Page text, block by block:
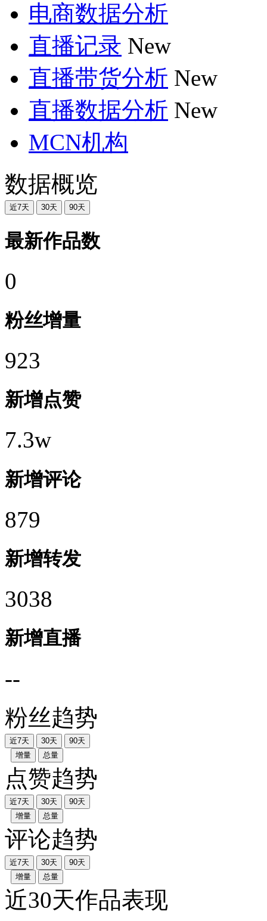
电商数据分析
直播记录 New
直播带货分析 New
直播数据分析 New
MCN机构
数据概览
近7天 30天 90天
最新作品数
0
粉丝增量
923
新增点赞
7.3w
新增评论
879
新增转发
3038
新增直播
--
粉丝趋势
近7天 30天
90天
增量
总量
点赞趋势
近7天 30天
90天
增量
总量
评论趋势
近7天 30天
90天
增量
总量
近30天作品表现